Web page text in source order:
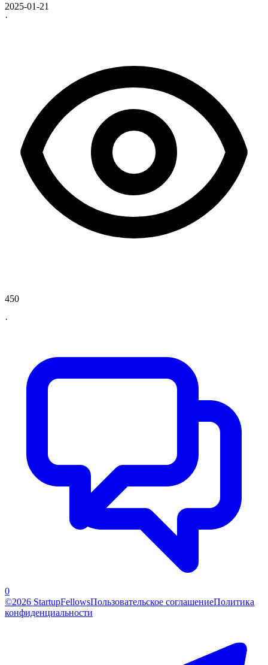
2025-01-21
·
450
·
0
©2026 StartupFellowsПользовательское соглашениеПолитика
конфиденциальности